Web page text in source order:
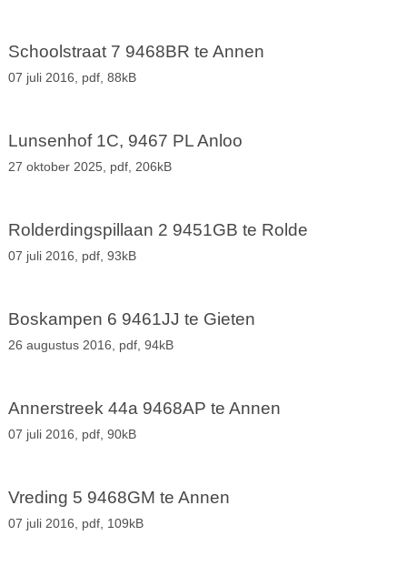
Schoolstraat 7 9468BR te Annen
07 juli 2016, pdf, 88kB
Lunsenhof 1C, 9467 PL Anloo
27 oktober 2025, pdf, 206kB
Rolderdingspillaan 2 9451GB te Rolde
07 juli 2016, pdf, 93kB
Boskampen 6 9461JJ te Gieten
26 augustus 2016, pdf, 94kB
Annerstreek 44a 9468AP te Annen
07 juli 2016, pdf, 90kB
Vreding 5 9468GM te Annen
07 juli 2016, pdf, 109kB